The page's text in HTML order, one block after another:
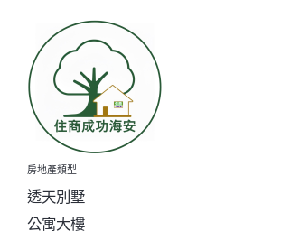
房地產類型
透天別墅
公寓大樓